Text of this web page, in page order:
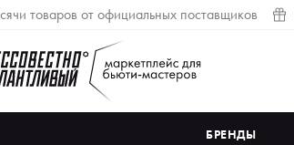
товаров от официальных поставщиков
БРЕНДЫ